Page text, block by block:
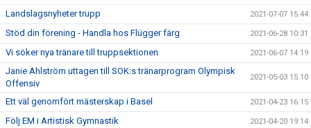
Landslagsnyheter trupp 2021-07-07 15:44
Stöd din förening - Handla hos Flügger färg 2021-06-28 10:31
Vi söker nya tränare till truppsektionen 2021-06-07 14:19
Janie Ahlström uttagen till SOK:s tränarprogram Olympisk
Offensiv
2021-05-03 15:10
Ett väl genomfört mästerskap i Basel 2021-04-23 16:15
Följ EM i Artistisk Gymnastik 2021-04-20 19:14